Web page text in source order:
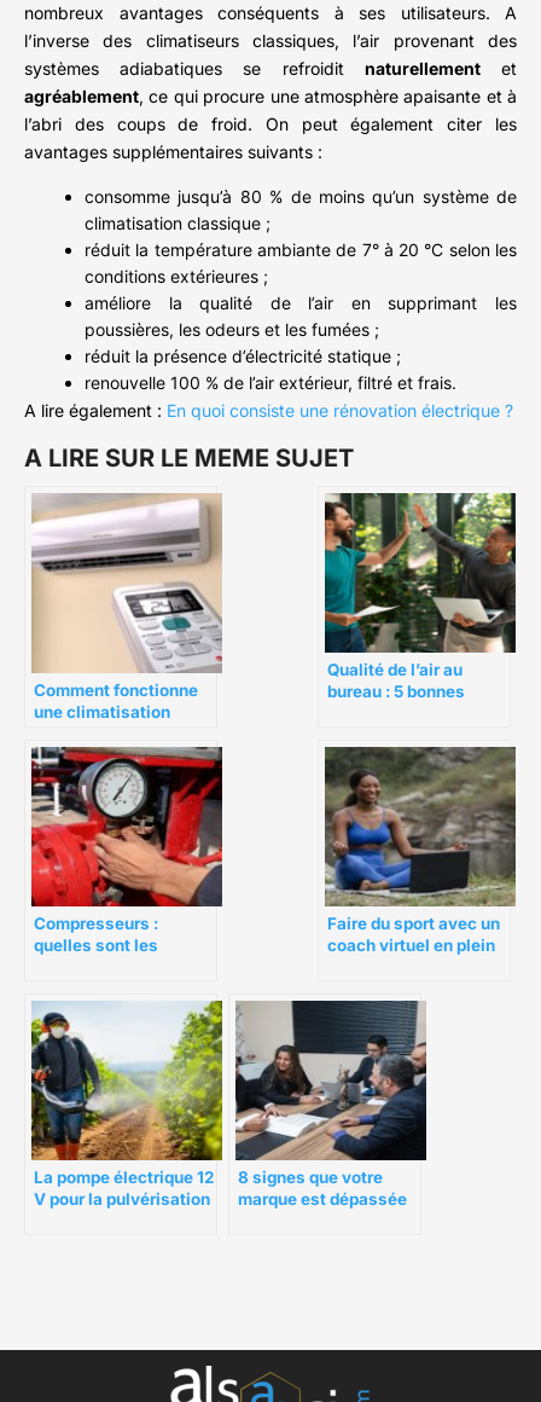
nombreux avantages conséquents à ses utilisateurs. A
l’inverse des climatiseurs classiques, l’air provenant des
systèmes adiabatiques se refroidit naturellementet
agréablement, ce qui procure une atmosphère apaisante et à
l’abri des coups de froid. On peut également citer les
avantages supplémentaires suivants :
consomme jusqu’à 80 % de moins qu’un système de
climatisation classique ;
réduit la température ambiante de 7° à 20 °C selon les
conditions extérieures ;
améliore la qualité de l’air en supprimant les
poussières,­ les odeurs et les fumées ;
réduit la présence d’électricité statique ;
renouvelle 100 % de l’air extérieur, filtré et frais.
A lire également : En quoi consiste une rénovation électrique ?
A LIRE SUR LE MEME SUJET
Comment fonctionne
une climatisation
Qualité de l’air au
bureau : 5 bonnes
Compresseurs :
quelles sont les
Faire du sport avec un
coach virtuel en plein
La pompe électrique 12
V pour la pulvérisation
8 signes que votre
marque est dépassée